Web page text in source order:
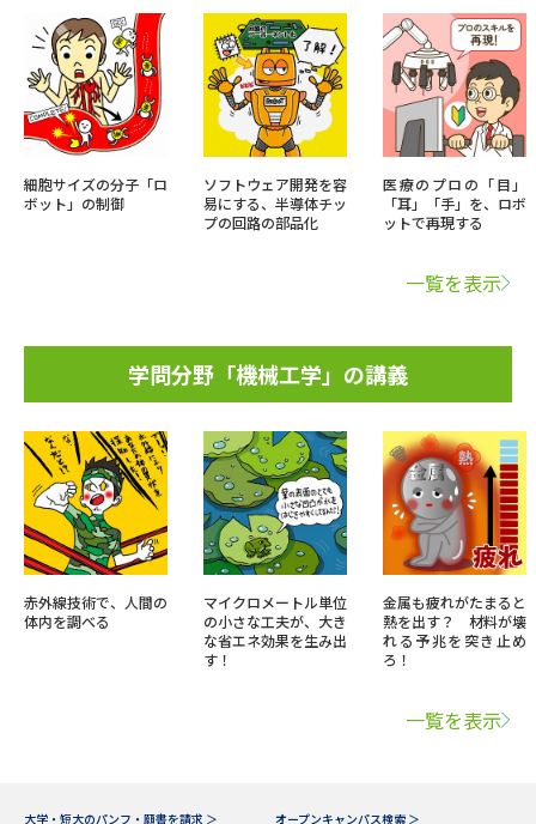
細胞サイズの分子「ロ
ボット」の制御
ソフトウェア開発を容
易にする、半導体チッ
プの回路の部品化
医療のプロの「目」
「耳」「手」を、ロボ
ットで再現する
一覧を表示
学問分野「機械工学」の講義
赤外線技術で、人間の
体内を調べる
マイクロメートル単位
の小さな工夫が、大き
な省エネ効果を生み出
す！
金属も疲れがたまると
熱を出す？ 材料が壊
れる予兆を突き止め
ろ！
一覧を表示
大学・短大のパンフ・願書を請求 ＞ オープンキャンパス検索 ＞